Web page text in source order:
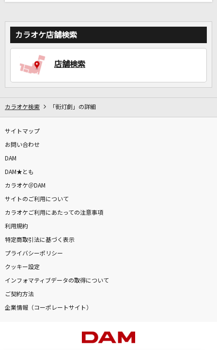
カラオケ店舗検索
店舗検索
カラオケ検索 「街灯劇」の詳細
サイトマップ
お問い合わせ
DAM
DAM★とも
カラオケ＠DAM
サイトのご利用について
カラオケご利用にあたっての注意事項
利用規約
特定商取引法に基づく表示
プライバシーポリシー
クッキー設定
インフォマティブデータの取得について
ご契約方法
企業情報（コーポレートサイト）